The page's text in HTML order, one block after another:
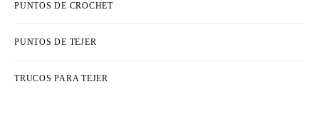
PUNTOS DE CROCHET
PUNTOS DE TEJER
TRUCOS PARA TEJER